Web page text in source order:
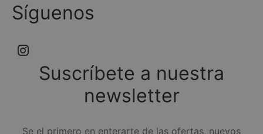
Síguenos
Suscríbete a nuestra
newsletter
Se el primero en enterarte de las ofertas, nuevos